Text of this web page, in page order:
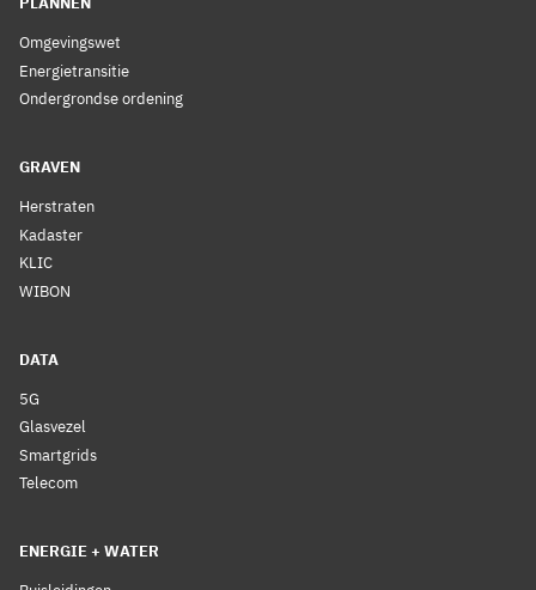
Omgevingswet
Energietransitie
Ondergrondse ordening
GRAVEN
Herstraten
Kadaster
KLIC
WIBON
DATA
5G
Glasvezel
Smartgrids
Telecom
ENERGIE + WATER